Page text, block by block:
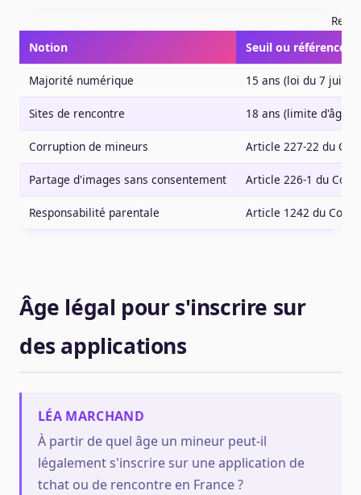
Notion
Seuil ou référence
Majorité numérique 15 ans (loi du 7 juin
Sites de rencontre 18 ans (limite d'âge
Corruption de mineurs Article 227-22 du
Partage d'images sans consentement Article 226-1 du
Responsabilité parentale Article 1242 du Code
Âge légal pour s'inscrire sur
des applications
LÉA MARCHAND
À partir de quel âge un mineur peut-il
légalement s'inscrire sur une application de
tchat ou de rencontre en France ?